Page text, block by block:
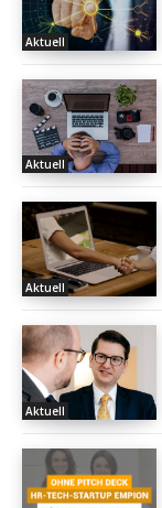
Aktuell
Aktuell
Aktuell
Aktuell